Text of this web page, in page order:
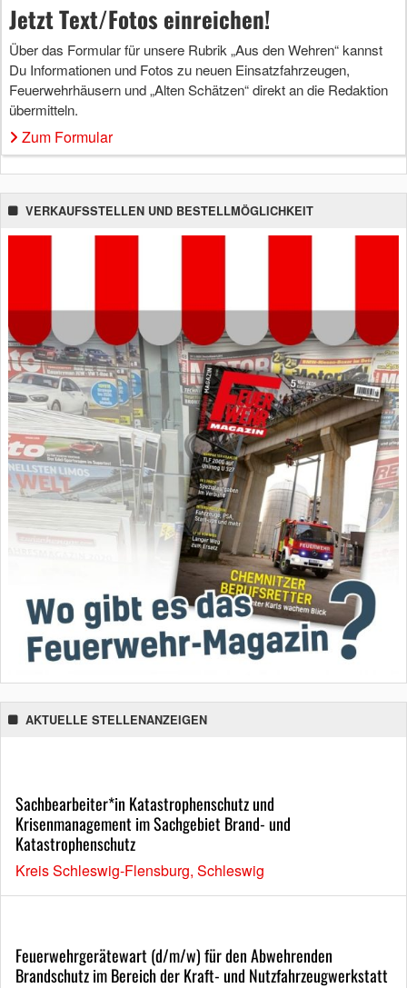
Jetzt Text/Fotos einreichen!
Über das Formular für unsere Rubrik „Aus den Wehren“ kannst
Du Informationen und Fotos zu neuen Einsatzfahrzeugen,
Feuerwehrhäusern und „Alten Schätzen“ direkt an die Redaktion
übermitteln.
Zum Formular
VERKAUFSSTELLEN UND BESTELLMÖGLICHKEIT
AKTUELLE STELLENANZEIGEN
Sachbearbeiter*in Katastrophenschutz und
Krisenmanagement im Sachgebiet Brand- und
Katastrophenschutz
Kreis Schleswig-Flensburg, Schleswig
Feuerwehrgerätewart (d/m/w) für den Abwehrenden
Brandschutz im Bereich der Kraft- und Nutzfahrzeugwerkstatt